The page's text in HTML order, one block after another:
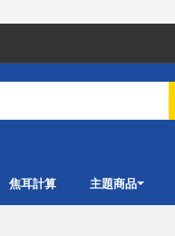
焦耳計算 主題商品